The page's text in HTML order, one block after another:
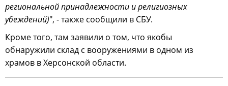
региональной принадлежности и религиозных
убеждений)", - также сообщили в СБУ.
Кроме того, там заявили о том, что якобы
обнаружили склад с вооружениями в одном из
храмов в Херсонской области.